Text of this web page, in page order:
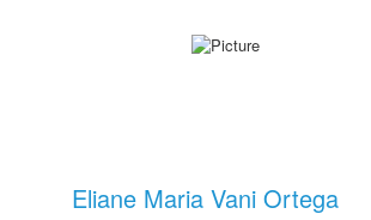
Eliane Maria Vani Ortega